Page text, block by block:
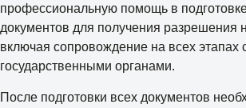
профессиональную помощь в
документов для получения разрешения
включая сопровождение на всех этапах
государственными органами.
После подготовки всех документов